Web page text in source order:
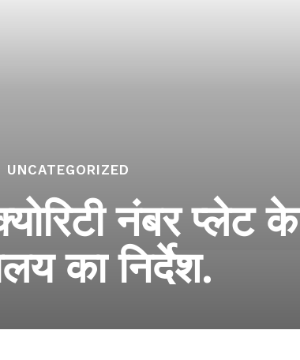
UNCATEGORIZED
नंबर प्लेट
का निर्देश.